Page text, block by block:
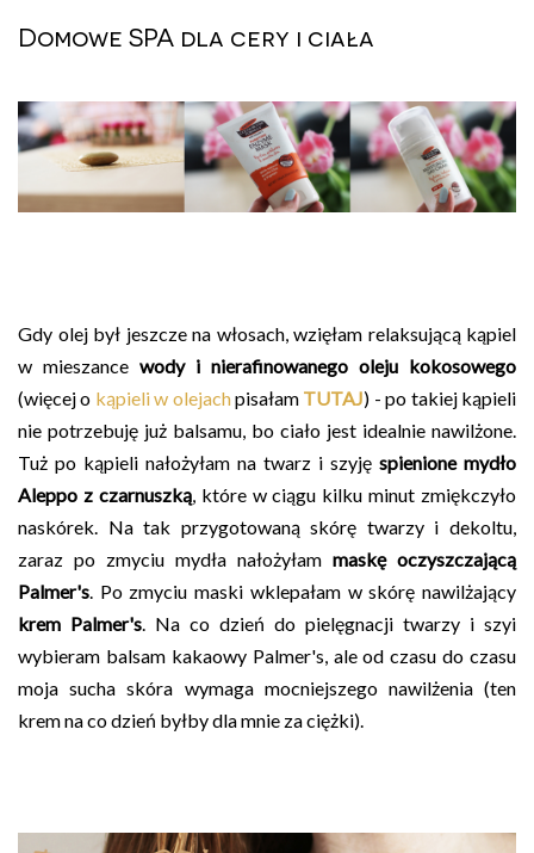
Domowe SPA dla cery i ciała
Gdy olej był jeszcze na włosach, wzięłam relaksującą kąpiel
w mieszance wody i nierafinowanego oleju kokosowego
(więcej o kąpieli w olejachpisałam TUTAJ) - po takiej kąpieli
nie potrzebuję już balsamu, bo ciało jest idealnie nawilżone.
Tuż po kąpieli nałożyłam na twarz i szyję spienione mydło
Aleppo z czarnuszką, które w ciągu kilku minut zmiękczyło
naskórek. Na tak przygotowaną skórę twarzy i dekoltu,
zaraz po zmyciu mydła nałożyłam maskę oczyszczającą
Palmer's . Po zmyciu maski wklepałam w skórę nawilżający
krem Palmer's . Na co dzień do pielęgnacji twarzy i szyi
wybieram balsam kakaowy Palmer's, ale od czasu do czasu
moja sucha skóra wymaga mocniejszego nawilżenia (ten
krem na co dzień byłby dla mnie za ciężki).